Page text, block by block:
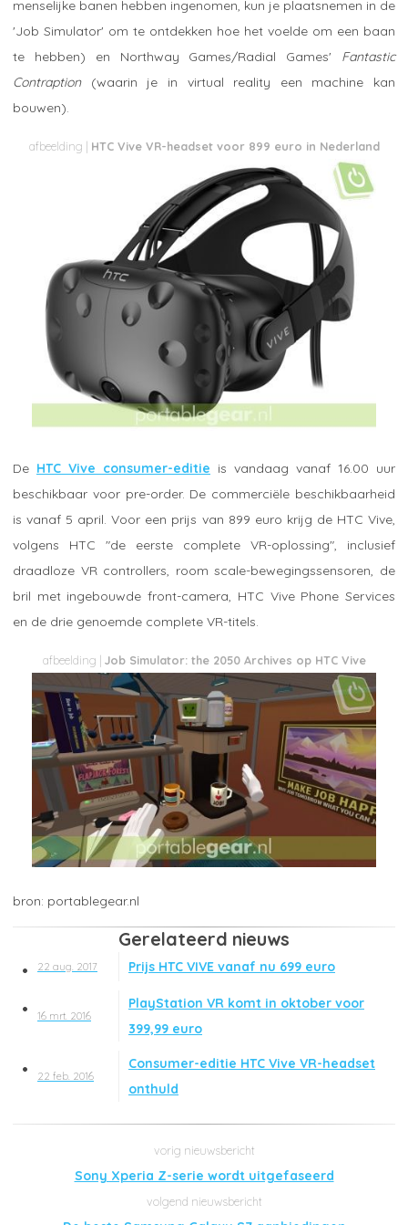
menselijke banen hebben ingenomen, kun je plaatsnemen in de
'Job Simulator' om te ontdekken hoe het voelde om een baan
te hebben) en Northway Games/Radial Games' Fantastic
Contraption (waarin je in virtual reality een machine kan
bouwen).
HTC Vive VR-headset voor 899 euro in Nederland
De HTC Vive consumer-editie is vandaag vanaf 16.00 uur
beschikbaar voor pre-order. De commerciële beschikbaarheid
is vanaf 5 april. Voor een prijs van 899 euro krijg de HTC Vive,
volgens HTC "de eerste complete VR-oplossing", inclusief
draadloze VR controllers, room scale-bewegingssensoren, de
bril met ingebouwde front-camera, HTC Vive Phone Services
en de drie genoemde complete VR-titels.
Job Simulator: the 2050 Archives op HTC Vive
portablegear.nl
Gerelateerd nieuws
22 aug. 2017 Prijs HTC VIVE vanaf nu 699 euro
16 mrt. 2016
PlayStation VR komt in oktober voor
399,99 euro
22 feb. 2016
Consumer-editie HTC Vive VR-headset
onthuld
Sony Xperia Z-serie wordt uitgefaseerd